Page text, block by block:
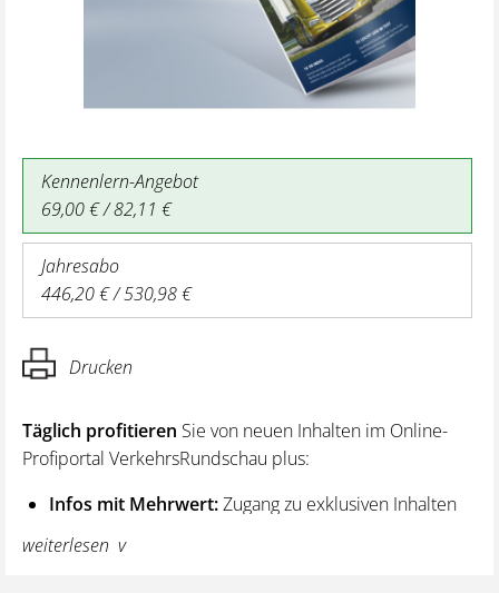
Kennenlern-Angebot
69,00 € / 82,11 €
Jahresabo
446,20 € / 530,98 €
Drucken
Täglich profitieren Sie von neuen Inhalten im Online-
Profiportal VerkehrsRundschau plus:
Infos mit Mehrwert:Zugang zu exklusiven Inhalten
und Hintergrundwissen – von aktuellen Regelungen
wie z. B. bei den Lenk- und Ruhezeiten,
weiterlesen